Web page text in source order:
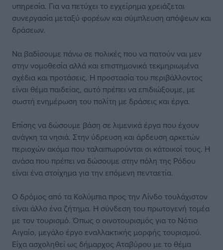
υπηρεσία. Για να πετύχει το εγχείρημα χρειάζεται
συνεργασία μεταξύ φορέων και σύμπλευση απόψεων και
δράσεων.
Να βαδίσουμε πάνω σε πολικές που να πατούν ναι μεν
στην νομοθεσία αλλά και επιστημονικά τεκμηριωμένα
σχέδια και προτάσεις. Η προστασία του περιβάλλοντος
είναι θέμα παιδείας, αυτό πρέπει να επιδιώξουμε, με
σωστή ενημέρωση του πολίτη με δράσεις και έργα.
Επίσης να δώσουμε βάση σε λιμενικά έργα που έχουν
ανάγκη τα νησιά. Στην ύδρευση και άρδευση αρκετών
περιοχών ακόμα που ταλαιπωρούνται οι κάτοικοί τους. Η
ανάσα που πρέπει να δώσουμε στην πόλη της Ρόδου
είναι ένα στοίχημα για την επόμενη πενταετία.
Ο δρόμος από τα Κολύμπια προς την Λίνδο τουλάχιστον
είναι άλλο ένα ζήτημα. Η σύνδεση του πρωτογενή τομέα
με τον τουρισμό. Όπως ο οινοτουρισμός για το Νότιο
Αιγαίο, μεγάλο έργο εναλλακτικής μορφής τουρισμού.
Είχα ασχοληθεί ως δήμαρχος Αταβύρου με το θέμα